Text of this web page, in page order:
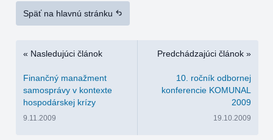
Späť na hlavnú stránku
« Nasledujúci článok
Finančný manažment
samosprávy v kontexte
hospodárskej krízy
9.11.2009
Predchádzajúci článok »
10. ročník odbornej
konferencie KOMUNAL
2009
19.10.2009